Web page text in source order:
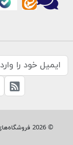
RSS
© 2026 فروشگاه‌های زنجیره‌ای حامی نیک. همه حقوق محفوظ است.